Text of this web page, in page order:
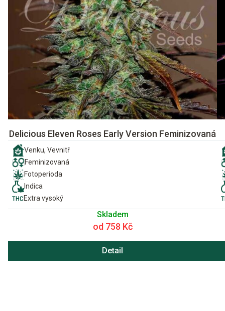
Delicious Eleven Roses Early Version Feminizovaná
Venku, Vevnitř
Feminizovaná
Fotoperioda
Indica
Extra vysoký
Skladem
od 758 Kč
Detail